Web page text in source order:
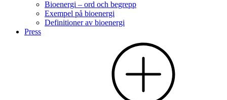
Bioenergi – ord och begrepp
Exempel på bioenergi
Definitioner av bioenergi
Press